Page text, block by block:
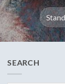
SEARCH